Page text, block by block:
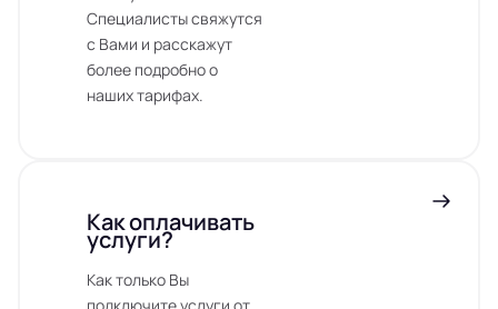
Специалисты свяжутся
с Вами и расскажут
более подробно о
наших тарифах.
Как оплачивать
услуги?
Как только Вы